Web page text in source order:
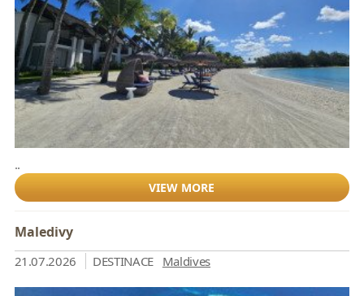
..
VIEW MORE
Maledivy
21.07.2026 DESTINACE Maldives